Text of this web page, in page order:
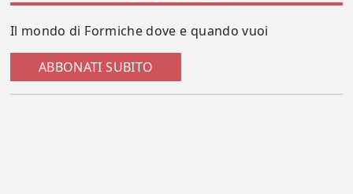
Il mondo di Formiche dove e quando vuoi
ABBONATI SUBITO